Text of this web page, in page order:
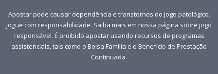
Apostar pode causar dependência e transtornos do jogo patológico.
Jogue com responsabilidade. Saiba mais em nossa página sobre jogo
responsável. É proibido apostar usando recursos de programas
assistenciais, tais como o Bolsa Família e o Benefício de Prestação
Continuada.